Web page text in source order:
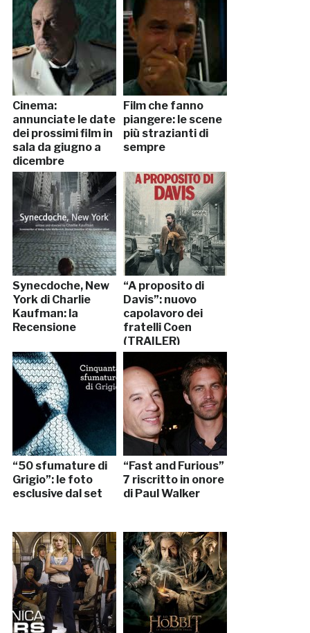
Cinema:
annunciate le date
dei prossimi film in
sala da giugno a
dicembre
Film che fanno
piangere: le scene
più strazianti di
sempre
Synecdoche, New
York di Charlie
Kaufman: la
Recensione
“A proposito di
Davis”: nuovo
capolavoro dei
fratelli Coen
(TRAILER)
“50 sfumature di
Grigio”: le foto
esclusive dal set
“Fast and Furious”
7 riscritto in onore
di Paul Walker